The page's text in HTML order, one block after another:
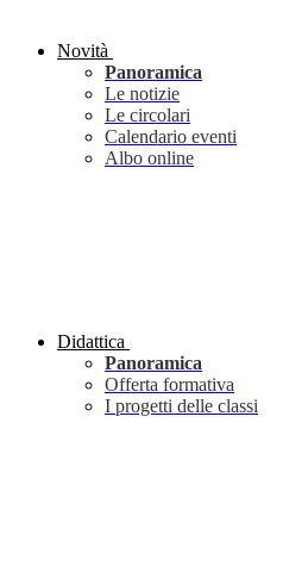
Novità
Panoramica
Le notizie
Le circolari
Calendario eventi
Albo online
Didattica
Panoramica
Offerta formativa
I progetti delle classi